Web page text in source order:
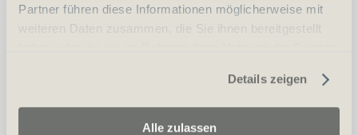
Partner führen diese Informationen möglicherweise mit
weiteren Daten zusammen, die Sie ihnen bereitgestellt
Details zeigen
Alle zulassen